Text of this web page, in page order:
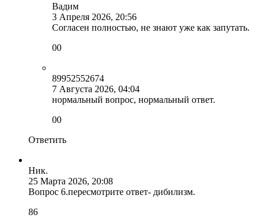
Вадим
3 Апреля 2026, 20:56
Согласен полностью, не знают уже как запутать.
00
89952552674
7 Августа 2026, 04:04
нормальный вопрос, нормальный ответ.
00
Ответить
Ник.
25 Марта 2026, 20:08
Вопрос 6.пересмотрите ответ- дибилизм.
86